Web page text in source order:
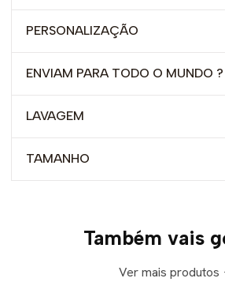
PERSONALIZAÇÃO
ENVIAM PARA TODO O MUNDO ?
LAVAGEM
TAMANHO
Também vais
Ver mais produtos